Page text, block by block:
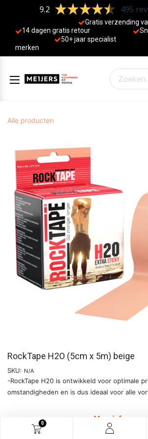
0
9.2 495
Gratis verzending
14 dagen gratis retour
50+ jaar specialist
merken
Alle producten
RockTape H2O (5cm x 5m) beige
SKU: N/A
-RockTape H20 is ontwikkeld voor optimale
omstandigheden en is dus ideaal voor alle
Meer info
15,95